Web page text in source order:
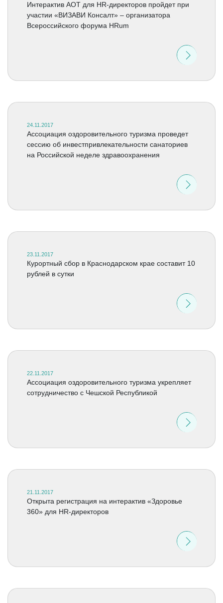
Интерактив АОТ для HR-директоров пройдет при
участии «ВИЗАВИ Консалт» – организатора
Всероссийского форума HRum
24.11.2017
Ассоциация оздоровительного туризма проведет
сессию об инвестпривлекательности санаториев
на Российской неделе здравоохранения
23.11.2017
Курортный сбор в Краснодарском крае составит 10
рублей в сутки
22.11.2017
Ассоциация оздоровительного туризма укрепляет
сотрудничество с Чешской Республикой
21.11.2017
Открыта регистрация на интерактив «Здоровье
360» для HR-директоров